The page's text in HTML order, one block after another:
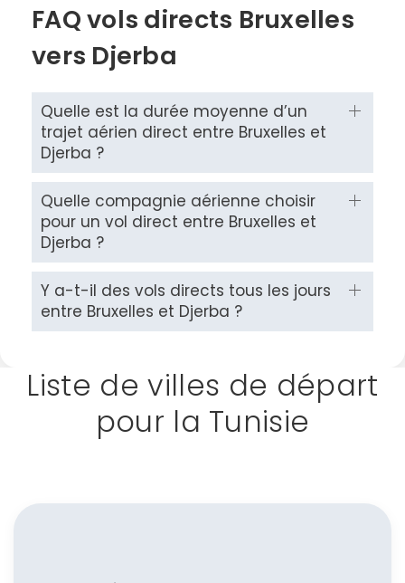
FAQ vols directs Bruxelles
vers Djerba
Quelle est la durée moyenne d’un
trajet aérien direct entre Bruxelles et
Djerba ?
Quelle compagnie aérienne choisir
pour un vol direct entre Bruxelles et
Djerba ?
Y a-t-il des vols directs tous les jours
entre Bruxelles et Djerba ?
Liste de villes de départ
pour la Tunisie